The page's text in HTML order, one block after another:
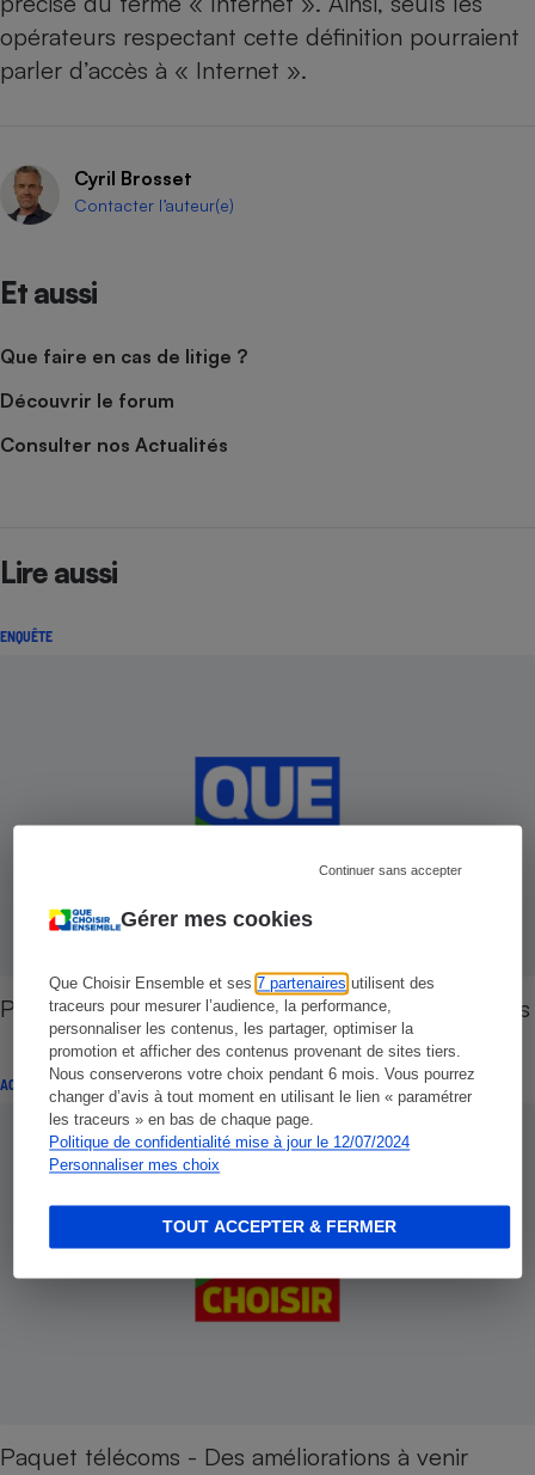
Gérer mes cookies
Que Choisir Ensemble et ses7 partenaires utilisent des
traceurs pour mesurer l’audience, la performance,
personnaliser les contenus, les partager, optimiser la
promotion et afficher des contenus provenant de sites tiers.
Nous conserverons votre choix pendant 6 mois. Vous pourrez
changer d’avis à tout moment en utilisant le lien « paramétrer
les traceurs » en bas de chaque page.
Politique de confidentialité mise à jour le 12/07/2024
Personnaliser mes choix
Continuer sans accepter
TOUT ACCEPTER & FERMER
opérateurs respectant cette définition pourraient
parler d’accès à « Internet ».
Cyril Brosset
Contacter l’auteur(e)
Et aussi
Que faire en cas de litige ?
Découvrir le forum
Consulter nos Actualités
Lire aussi
ENQUÊTE
Publicité sur Internet - Attention, vous êtes ciblés
ACTUALITÉ
Paquet télécoms - Des améliorations à venir